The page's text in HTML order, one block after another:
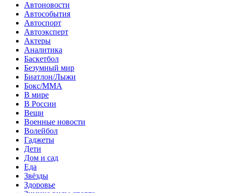
Автоновости
Автособытия
Автоспорт
Автоэксперт
Актеры
Аналитика
Баскетбол
Безумный мир
Биатлон/Лыжи
Бокс/MMA
В мире
В России
Вещи
Военные новости
Волейбол
Гаджеты
Дети
Дом и сад
Еда
Звёзды
Здоровье